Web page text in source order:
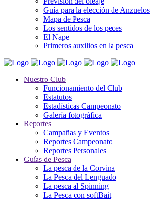
Guía para la elección de Anzuelos
Mapa de Pesca
Los sentidos de los peces
El Nape
Primeros auxilios en la pesca
Nuestro Club
Funcionamiento del Club
Estatutos
Estadísticas Campeonato
Galería fotográfica
Reportes
Campañas y Eventos
Reportes Campeonato
Reportes Personales
Guías de Pesca
La pesca de la Corvina
La Pesca del Lenguado
La pesca al Spinning
La Pesca con softBait